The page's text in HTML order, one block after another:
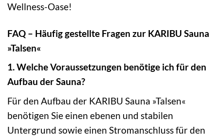
Wellness-Oase!
FAQ – Häufig gestellte Fragen zur KARIBU Sauna
»Talsen«
1. Welche Voraussetzungen benötige ich für den
Aufbau der Sauna?
Für den Aufbau der KARIBU Sauna »Talsen«
benötigen Sie einen ebenen und stabilen
Untergrund sowie einen Stromanschluss für den